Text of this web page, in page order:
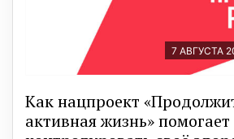
7 АВГУСТА
Как нацпроект
активная жизнь»